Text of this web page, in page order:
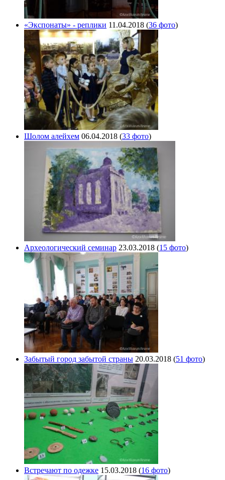
«Экспонаты» - реплики 11.04.2018 (36 фото)
Шолом алейхем 06.04.2018 (33 фото)
Археологический семинар 23.03.2018 (15 фото)
Забытый город забытой страны 20.03.2018 (51 фото)
Встречают по одежке 15.03.2018 (16 фото)